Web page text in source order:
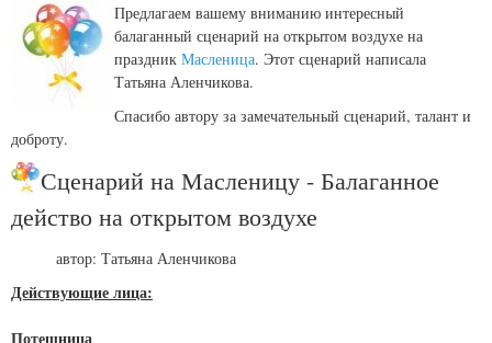
Предлагаем вашему вниманию интересный
балаганный сценарий на открытом воздухе на
праздник Масленица. Этот сценарий написала
Татьяна Аленчикова.
Спасибо автору за замечательный сценарий, талант и
доброту.
Сценарий на Масленицу - Балаганное
действо на открытом воздухе
автор: Татьяна Аленчикова
Действующие лица: